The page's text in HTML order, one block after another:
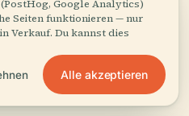
- Visiting Hours, Tickets,
in Chennai
Google Analytics)
Seiten funktionieren — nur
Verkauf. Du kannst dies
Alle akzeptieren